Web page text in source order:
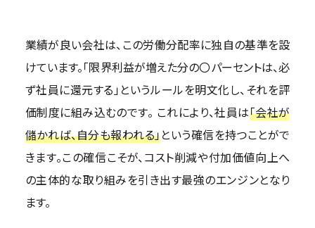
業績が良い会社は、この労働分配率に独自の基準を設
けています。「限界利益が増えた分の〇パーセントは、必
ず社員に還元する」というルールを明文化し、それを評
価制度に組み込むのです。 これにより、社員は「会社が
儲かれば、自分も報われる」という確信を持つことがで
きます。この確信こそが、コスト削減や付加価値向上へ
の主体的な取り組みを引き出す最強のエンジンとなり
ます。